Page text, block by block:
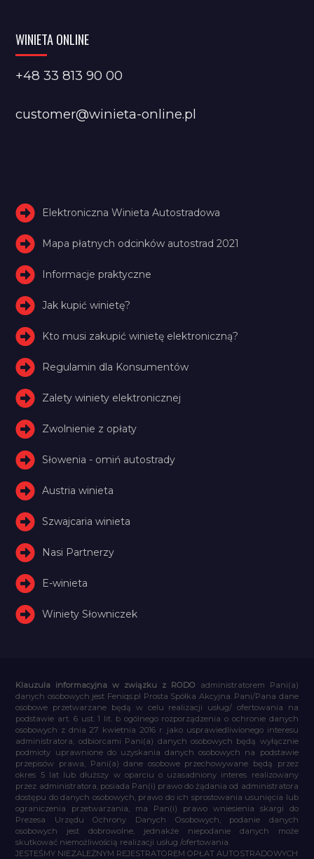
WINIETA ONLINE
+48 33 813 90 00
customer@winieta-online.pl
Elektroniczna Winieta Autostradowa
Mapa płatnych odcinków autostrad 2021
Informacje praktyczne
Jak kupić winietę?
Kto musi zakupić winietę elektroniczną?
Regulamin dla Konsumentów
Zalety winiety elektronicznej
Zwolnienie z opłaty
Słowenia - omiń autostrady
Austria winieta
Szwajcaria winieta
Nasi Partnerzy
E-winieta
Winiety Słowniczek
Klauzula informacyjna w związku z RODO administratorem Pani(a)
danych osobowych jest Feniqs.pl Prosta Spółka Akcyjna. Pani/Pana dane
osobowe przetwarzane będą w celu realizacji usług/ ofertowania na
podstawie art. 6 ust. 1 lit. b ogólnego rozporządzenia o ochronie danych
osobowych z dnia 27 kwietnia 2016 r. jako usprawiedliwionego interesu
administratora, odbiorcami Pani(a) danych osobowych będą wyłącznie
podmioty uprawnione do uzyskania danych osobowych na podstawie
przepisów prawa, Pani(a) dane osobowe przechowywane będą przez
okres 5 lat lub dłuższy w oparciu o uzasadniony interes realizowany
przez administratora, posiada Pan(i) prawo do żądania od administratora
dostępu do danych osobowych, prawo do ich sprostowania usunięcia lub
ograniczenia przetwarzania, ma Pan(i) prawo wniesienia skargi do
Prezesa Urzędu Ochrony Danych Osobowych, podanie danych
osobowych jest dobrowolne, jednakże niepodanie danych może
skutkować niemożliwością realizacji usług /ofertowania.
JESTEŚMY NIEZALEŻNYM REJESTRATOREM OPŁAT AUTOSTRADOWYCH